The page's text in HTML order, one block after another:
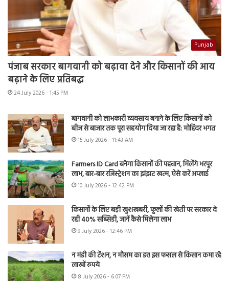
Punjab
पंजाब सरकार बागवानी को बढ़ावा देने और किसानों की आय
बढ़ाने के लिए प्रतिबद्ध
24 July 2026 - 1:45 PM
बागवानी को लाभकारी व्यवसाय बनाने के लिए किसानों को
बीज से बाजार तक पूरा सहयोग दिया जा रहा है: मोहिंदर भगत
15 July 2026 - 11:43 AM
Farmers ID Card बनेगा किसानों की पहचान, मिलेंगे भरपूर
लाभ, बार-बार रजिस्ट्रेशन का झंझट खत्म, ऐसे करें अप्लाई
10 July 2026 - 12:42 PM
किसानों के लिए बड़ी खुशखबरी, फूलों की खेती पर सरकार दे
रही 40% सब्सिडी, जानें कैसे मिलेगा लाभ
9 July 2026 - 12:46 PM
न मंडी की टेंशन, न मौसम का डर! इस फसल से किसान कमा रहे
लाखों रुपये
8 July 2026 - 6:07 PM